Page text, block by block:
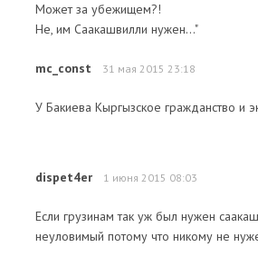
Может за убежищем?!
Не, им Саакашвилли нужен..."
mc_const 31 мая 2015 23:18
У Бакиева Кыргызское гражданство и
dispet4er 1 июня 2015 08:03
Если грузинам так уж был нужен
неуловимый потому что никому не